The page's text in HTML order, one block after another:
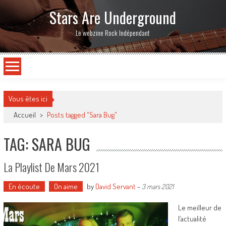
Stars Are Underground
Le webzine Rock Indépendant
Vous êtes ici
Accueil > Posts tagged "Sara Bug"
TAG: SARA BUG
La Playlist De Mars 2021
En écoute On aime by David Servant- 3 mars 2021
Le meilleur de
l’actualité